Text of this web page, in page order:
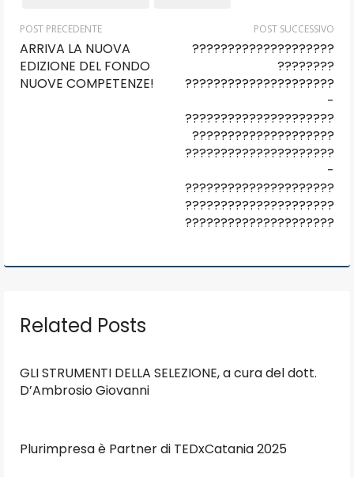
POST PRECEDENTE
ARRIVA LA NUOVA
EDIZIONE DEL FONDO
NUOVE COMPETENZE!
POST SUCCESSIVO
????????????????????
????????
-
????????????????????
-
Related Posts
GLI STRUMENTI DELLA SELEZIONE, a cura del dott.
D’Ambrosio Giovanni
Plurimpresa è Partner di TEDxCatania 2025